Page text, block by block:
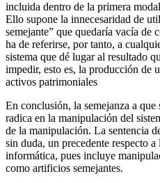
incluida dentro de la primera
Ello supone la innecesaridad de
semejante” que quedaría vacía de
ha de referirse, por tanto, a
sistema que dé lugar al resultado
impedir, esto es, la producción de
activos patrimoniales
En conclusión, la semejanza a
radica en la manipulación del
de la manipulación. La sentencia
sin duda, un precedente respecto
informática, pues incluye
como artificios semejantes.